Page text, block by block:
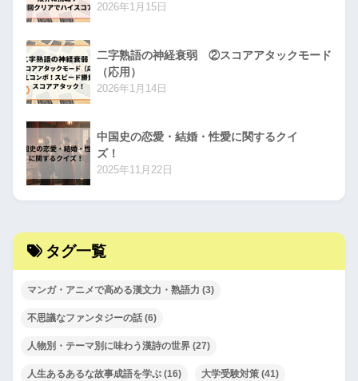
2026年1月15日
二字熟語の神経衰弱 ②スコアアタックモード
（応用）
2026年1月14日
中国史の恋愛・結婚・性愛に関するクイ
ズ！
2025年11月22日
タグ一覧
マンガ・アニメで高める漢文力・熟語力 (3)
不思議なファンタジーの話 (6)
人物別・テーマ別に味わう漢詩の世界 (27)
人生あるあるな故事成語を学ぶ (16) 大学受験対策 (41)